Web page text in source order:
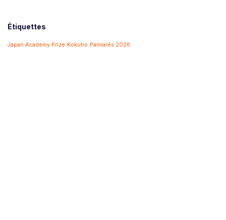
Étiquettes
Japan Academy Prize Kokuho Palmarès 2026